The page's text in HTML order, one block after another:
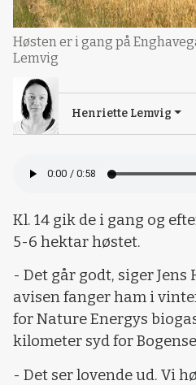
Høsten er i gang på
Lemvig
Henriette Lemvig
Kl. 14 gik de i gang og
5-6 hektar høstet.
- Det går godt, siger
avisen fanger ham i
for Nature Energys
kilometer syd for
- Det ser lovende ud. Vi